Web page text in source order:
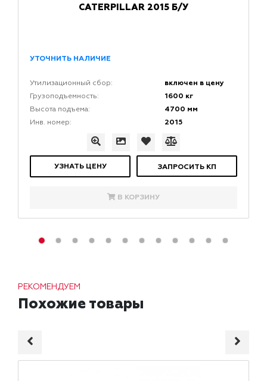
CATERPILLAR 2015 Б/У
УТОЧНИТЬ НАЛИЧИЕ
Утилизационный сбор: включен в цену
Грузоподъемность: 1600 кг
Высота подъема: 4700 мм
Инв. номер: 2015
УЗНАТЬ ЦЕНУ ЗАПРОСИТЬ КП
В КОРЗИНУ
РЕКОМЕНДУЕМ
Похожие товары